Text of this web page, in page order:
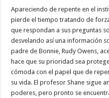
Apareciendo de repente en el
pierde el tiempo tratando de
que respondan a sus preguntas
desvelando así una información
padre de Bonnie, Rudy Owens,
hace que su prioridad sea
cómoda con el papel que de
su vida. El profesor Shane sigue
poderes, pero pronto se